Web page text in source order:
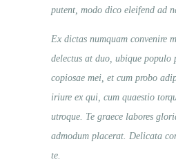
putent, modo dico eleifend ad
Ex dictas numquam convenire
delectus at duo, ubique
copiosae mei, et cum probo
iriure ex qui, cum quaestio
utroque. Te graece labores
admodum placerat. Delicata
te.